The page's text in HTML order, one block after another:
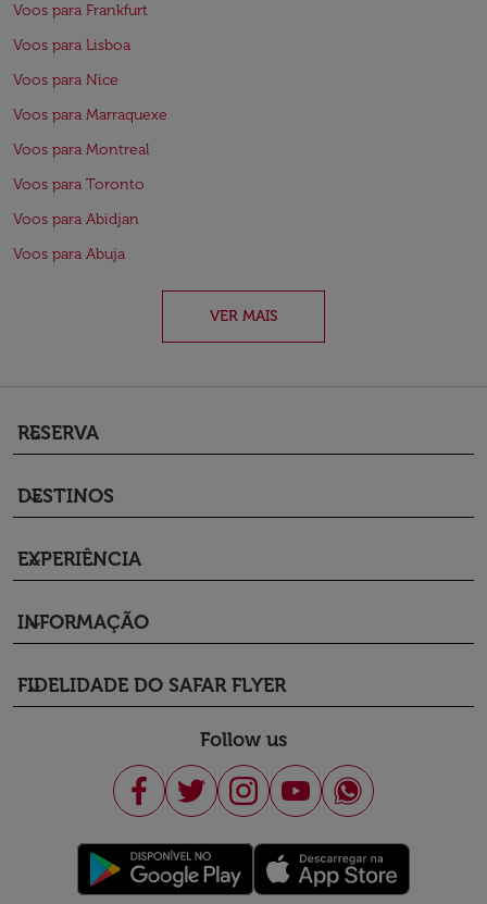
Voos para Frankfurt
Voos para Lisboa
Voos para Nice
Voos para Marraquexe
Voos para Montreal
Voos para Toronto
Voos para Abidjan
Voos para Abuja
VER MAIS
RESERVA
keyboard_arrow_down
DESTINOS
keyboard_arrow_down
EXPERIÊNCIA
keyboard_arrow_down
INFORMAÇÃO
keyboard_arrow_down
FIDELIDADE DO SAFAR FLYER
keyboard_arrow_down
Follow us